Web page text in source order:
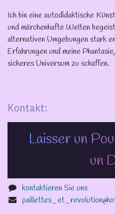
Ich bin eine autodidaktische
und märchenhafte Welten
alternativen Umgebungen stark
Erfahrungen und meine
sicheres Universum zu schaffen.
Kontakt:
Laisser un
un
kontaktieren Sie uns